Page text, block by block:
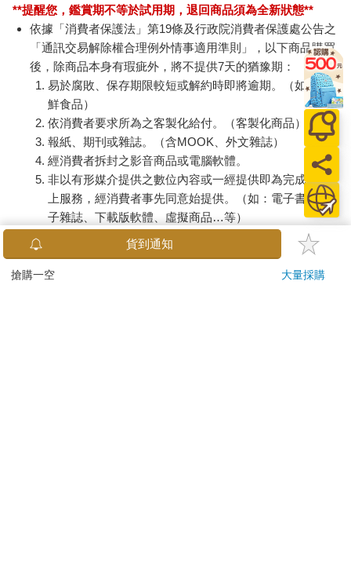
**提醒您，鑑賞期不等於試用期，退回商品須為全新狀態**
依據「消費者保護法」第19條及行政院消費者保護處公告之
「通訊交易解除權合理例外情事適用準則」，以下商品購買
後，除商品本身有瑕疵外，將不提供7天的猶豫期：
易於腐敗、保存期限較短或解約時即將逾期。（如：生
鮮食品）
依消費者要求所為之客製化給付。（客製化商品）
報紙、期刊或雜誌。（含MOOK、外文雜誌）
經消費者拆封之影音商品或電腦軟體。
非以有形媒介提供之數位內容或一經提供即為完成之線
上服務，經消費者事先同意始提供。（如：電子書、電
子雜誌、下載版軟體、虛擬商品…等）
已拆封之個人衛生用品。（如：內衣褲、刮鬍刀、除毛
若非上列種類商品，均享有到貨7天的猶豫期（含例假
貨到通知
搶購一空 大量採購